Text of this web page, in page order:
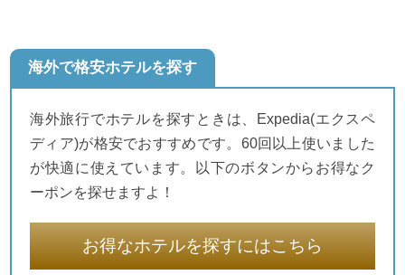
海外で格安ホテルを探す
海外旅行でホテルを探すときは、Expedia(エクスペ
ディア)が格安でおすすめです。60回以上使いました
が快適に使えています。以下のボタンからお得なク
ーポンを探せますよ！
お得なホテルを探すにはこちら